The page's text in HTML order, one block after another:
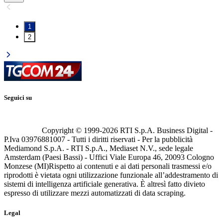
1
2
Seguici su
Copyright © 1999-2026 RTI S.p.A. Business Digital -
P.Iva 03976881007 - Tutti i diritti riservati - Per la pubblicità
Mediamond S.p.A. - RTI S.p.A., Mediaset N.V., sede legale
Amsterdam (Paesi Bassi) - Uffici Viale Europa 46, 20093 Cologno
Monzese (MI)Rispetto ai contenuti e ai dati personali trasmessi e/o
riprodotti è vietata ogni utilizzazione funzionale all’addestramento di
sistemi di intelligenza artificiale generativa. È altresì fatto divieto
espresso di utilizzare mezzi automatizzati di data scraping.
Legal